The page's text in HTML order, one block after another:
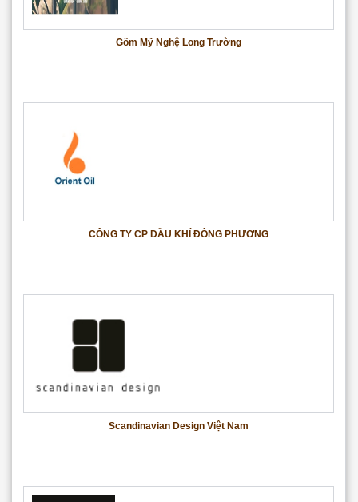
Gốm Mỹ Nghệ Long Trường
CÔNG TY CP DẦU KHÍ ĐÔNG PHƯƠNG
Scandinavian Design Việt Nam